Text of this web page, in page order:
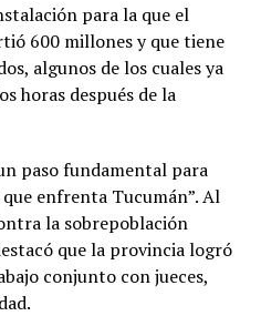
para la que el
600 millones y que tiene
algunos de los cuales ya
horas después de la
paso fundamental para
enfrenta Tucumán”. Al
la sobrepoblación
que la provincia logró
conjunto con jueces,